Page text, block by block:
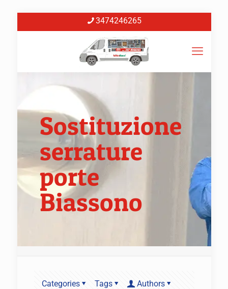
3474246265
Sostituzione
serrature
porte
Biassono
Categories Tags
Authors